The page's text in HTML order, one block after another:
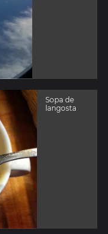
Sopa de
langosta